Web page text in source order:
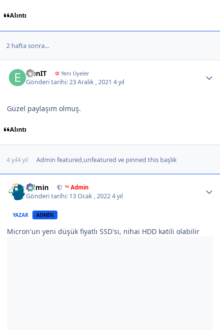
Alıntı
2 hafta sonra...
ElenIT ΦYeni Üyeler
Gönderi tarihi:23 Aralık , 20214 yıl
Güzel paylaşım olmuş.
Alıntı
4 yıl4 yıl Admin featured,unfeatured ve pinned this başlık
Admin ™ Admin
Gönderi tarihi: 13 Ocak , 20224 yıl
YAZAR ADMIN
Micron'un yeni düşük fiyatlı SSD'si, nihai HDD katili olabilir